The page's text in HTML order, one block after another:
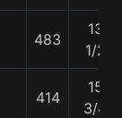
483
13
1/2
414
15
3/4